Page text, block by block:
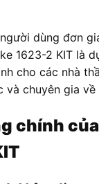
dùng đơn
1623-2 KIT là
cho các nhà
và chuyên gia
chính